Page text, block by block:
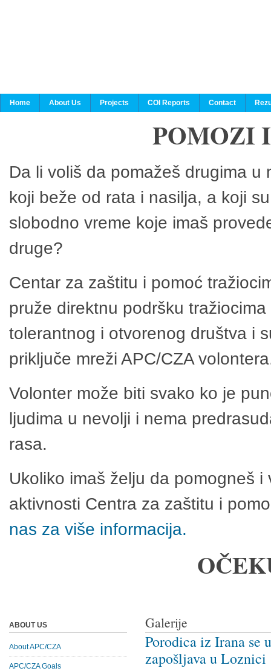
Home About Us Projects COI Reports Contact
POMOZI
Da li voliš da pomažeš drugima
koji beže od rata i nasilja, a koji
slobodno vreme koje imaš
druge?
Centar za zaštitu i pomoć
pruže direktnu podršku
tolerantnog i otvorenog društva i
priključe mreži APC/CZA
Volonter može biti svako ko je
ljudima u nevolji i nema
rasa.
Ukoliko imaš želju da pomogneš
aktivnosti Centra za zaštitu i
nas za više informacija.
Galerije
Porodica iz Irana se
zapošljava u Loznici
ABOUT US
About APC/CZA
APC/CZA Goals